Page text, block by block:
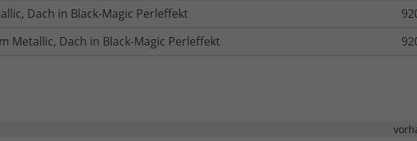
Dach in Black-Magic Perleffekt
Metallic, Dach in Black-Magic Perleffekt